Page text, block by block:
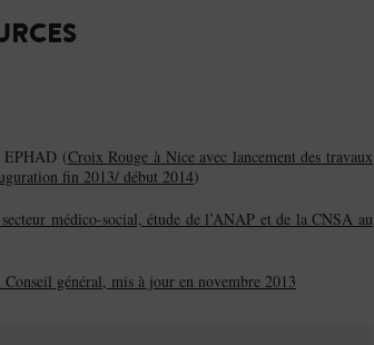
EPHAD (Croix Rouge à Nice avec lancement des travaux
fin 2013/ début 2014)
médico-social, étude de l’ANAP et de la CNSA au
Conseil général, mis à jour en novembre 2013